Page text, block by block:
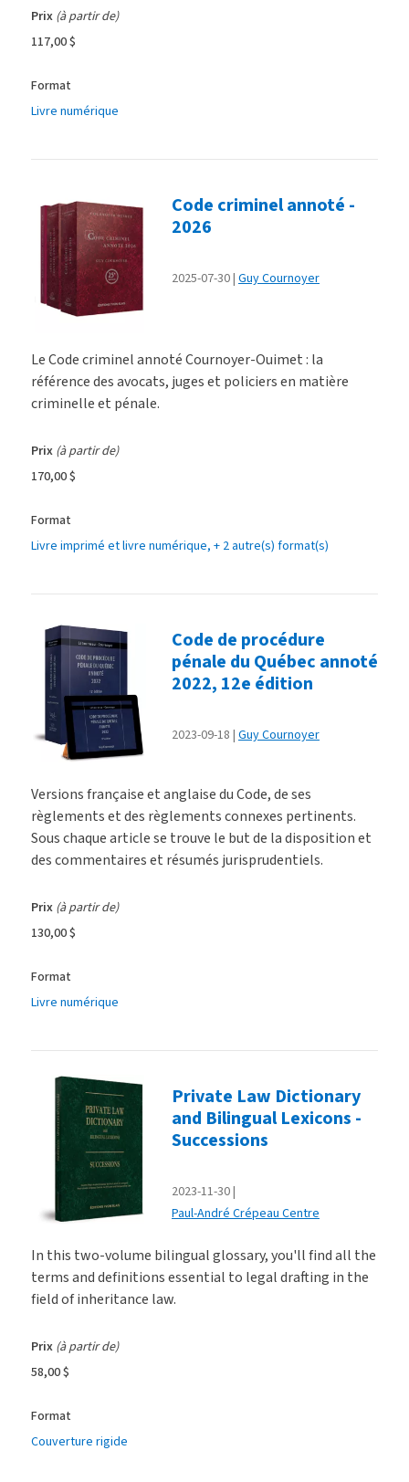
Prix (à partir de)
117,00 $
Format
Livre numérique
Code criminel annoté -
2026
2025-07-30 Guy Cournoyer
Le Code criminel annoté Cournoyer-Ouimet : la
référence des avocats, juges et policiers en matière
criminelle et pénale.
Prix (à partir de)
170,00 $
Format
Livre imprimé et livre numérique, + 2 autre(s) format(s)
Code de procédure
pénale du Québec annoté
2022, 12e édition
2023-09-18 Guy Cournoyer
Versions française et anglaise du Code, de ses
règlements et des règlements connexes pertinents.
Sous chaque article se trouve le but de la disposition et
des commentaires et résumés jurisprudentiels.
Prix (à partir de)
130,00 $
Format
Livre numérique
Private Law Dictionary
and Bilingual Lexicons -
Successions
2023-11-30
Paul-André Crépeau Centre
In this two-volume bilingual glossary, you'll find all the
terms and definitions essential to legal drafting in the
field of inheritance law.
Prix (à partir de)
58,00 $
Format
Couverture rigide